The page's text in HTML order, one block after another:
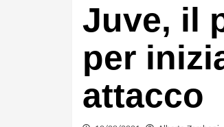
Juve, il
per
attacco